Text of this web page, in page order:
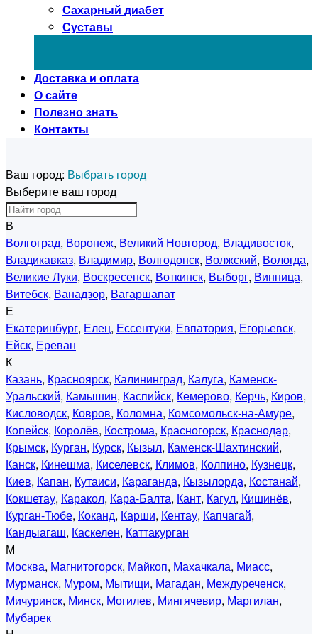
Сахарный диабет
Суставы
Доставка и оплата
О сайте
Полезно знать
Контакты
Ваш город: Выбрать город
Выберите ваш город
В
Волгоград, Воронеж, Великий Новгород, Владивосток,
Владикавказ, Владимир, Волгодонск, Волжский, Вологда,
Великие Луки, Воскресенск, Воткинск, Выборг, Винница,
Витебск, Ванадзор, Вагаршапат
Е
Екатеринбург, Елец, Ессентуки, Евпатория, Егорьевск,
Ейск, Ереван
К
Казань, Красноярск, Калининград, Калуга, Каменск-
Уральский, Камышин, Каспийск, Кемерово, Керчь, Киров,
Кисловодск, Ковров, Коломна, Комсомольск-на-Амуре,
Копейск, Королёв, Кострома, Красногорск, Краснодар,
Крымск, Курган, Курск, Кызыл, Каменск-Шахтинский,
Канск, Кинешма, Киселевск, Климов, Колпино, Кузнецк,
Киев, Капан, Кутаиси, Караганда, Кызылорда, Костанай,
Кокшетау, Каракол, Кара-Балта, Кант, Кагул, Кишинёв,
Курган-Тюбе, Коканд, Карши, Кентау, Капчагай,
Кандыагаш, Каскелен, Каттакурган
М
Москва, Магнитогорск, Майкоп, Махачкала, Миасс,
Мурманск, Муром, Мытищи, Магадан, Междуреченск,
Мичуринск, Минск, Могилев, Мингячевир, Маргилан,
Мубарек